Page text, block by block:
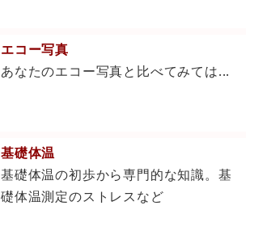
エコー写真
あなたのエコー写真と比べてみては...
基礎体温
基礎体温の初歩から専門的な知識。基
礎体温測定のストレスなど